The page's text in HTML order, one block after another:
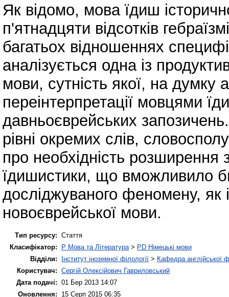
Як відомо, мова їдиш
п'ятнадцяти відсотків
багатьох відношеннях
аналізується одна із
мови, сутність якої, на думку
переінтерпретації мовцями
давньоєврейських
рівні окремих слів,
про необхідність розширення
їдишистики, що вможливило
досліджуваного феномену, як
новоєврейської мови.
Тип ресурсу: Стаття
Класифікатор:
P Мова та Література > PD Німецькі мови
Відділи:
Інститут іноземної філології > Кафедра англійської
Користувач: Сергій Олексійович Гавриловський
Дата подачі: 01 Бер 2013 14:07
Оновлення:
15 Серп 2015 06:35